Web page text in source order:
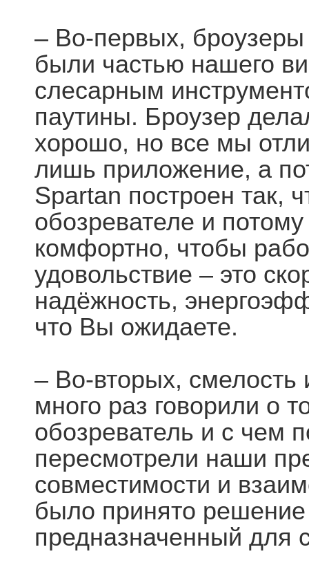
– Во-первых, броузеры
были частью нашего
слесарным
паутины. Броузер
хорошо, но все мы
лишь приложение, а
Spartan построен так,
обозревателе и
комфортно, чтобы
удовольствие – это
надёжность,
что Вы ожидаете.
– Во-вторых, смелость
много раз говорили о
обозреватель и с чем
пересмотрели наши
совместимости и
было принято
предназначенный для